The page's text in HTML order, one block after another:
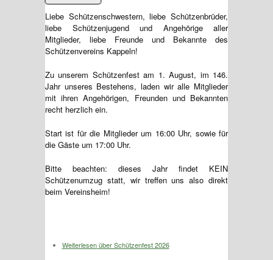
Liebe Schützenschwestern, liebe Schützenbrüder,
liebe Schützenjugend und Angehörige aller
Mitglieder, liebe Freunde und Bekannte des
Schützenvereins Kappeln!
Zu unserem Schützenfest am 1. August, im 146.
Jahr unseres Bestehens, laden wir alle Mitglieder
mit ihren Angehörigen, Freunden und Bekannten
recht herzlich ein.
Start ist für die Mitglieder um 16:00 Uhr, sowie für
die Gäste um 17:00 Uhr.
Bitte beachten: dieses Jahr findet KEIN
Schützenumzug statt, wir treffen uns also direkt
beim Vereinsheim!
Weiterlesenüber Schützenfest 2026